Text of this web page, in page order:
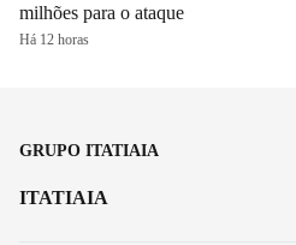
milhões para o ataque
Há 12 horas
GRUPO ITATIAIA
ITATIAIA